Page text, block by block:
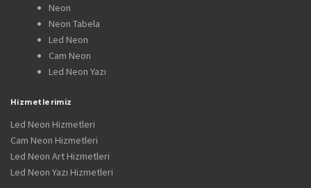
Neon
Neon Tabela
Led Neon
Cam Neon
Led Neon Yazı
Hizmetlerimiz
Led Neon Hizmetleri
Cam Neon Hizmetleri
Led Neon Art Hizmetleri
Led Neon Yazı Hizmetleri